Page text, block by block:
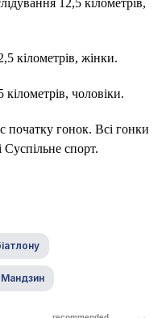
12,5 кілометрів,
кілометрів, жінки.
чоловіки.
початку гонок. Всі гонки
спорт.
Мандзин